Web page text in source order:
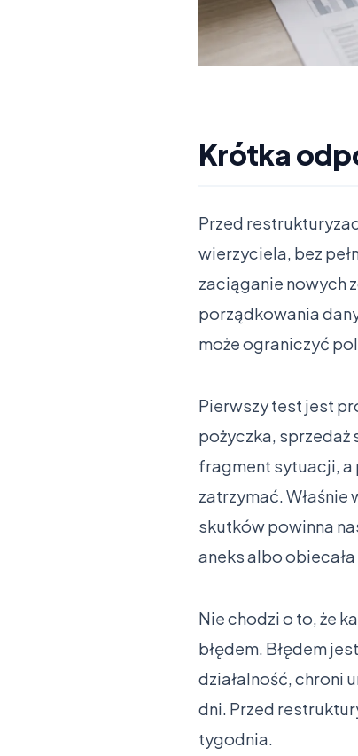
Krótka
Przed
wierzyciela, bez
zaciąganie nowych
porządkowania
może ograniczyć
Pierwszy test jest
pożyczka, sprzedaż
fragment sytuacji, a
zatrzymać.
skutków powinna
aneks albo
Nie chodzi o to, że
błędem. Błędem
działalność, chroni
dni. Przed
tygodnia.